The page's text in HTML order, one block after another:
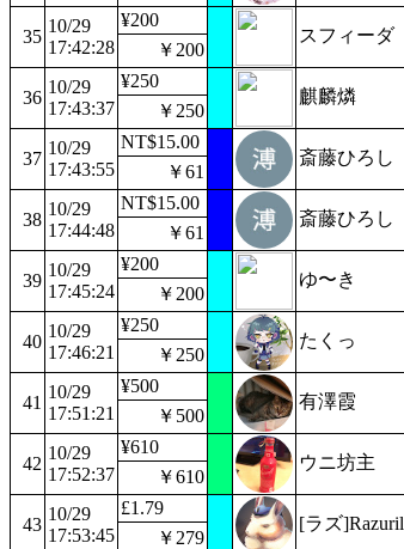
35
10/29
17:42:28
¥200
スフィーダ
￥200
36
10/29
17:43:37
¥250
麒麟燐
￥250
37
10/29
17:43:55
NT$15.00
斎藤ひろし
￥61
38
10/29
17:44:48
NT$15.00
斎藤ひろし
￥61
39
10/29
17:45:24
¥200
ゆ〜き
￥200
40
10/29
17:46:21
¥250
たくっ
￥250
41
10/29
17:51:21
¥500
有澤霞
￥500
42
10/29
17:52:37
¥610
ウニ坊主
￥610
43
10/29
17:53:45
£1.79
[ラズ]Razuril
￥279